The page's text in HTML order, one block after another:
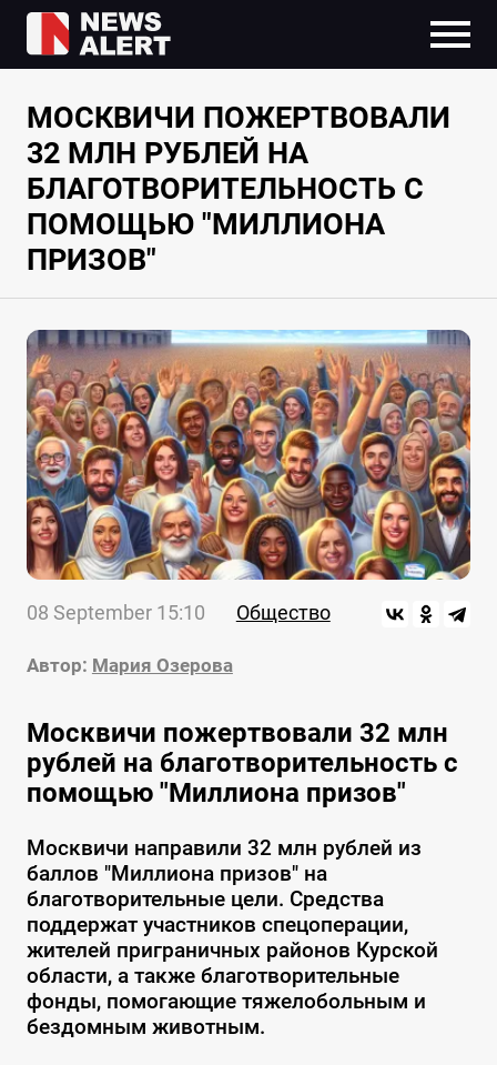
МОСКВИЧИ ПОЖЕРТВОВАЛИ
32 МЛН РУБЛЕЙ НА
БЛАГОТВОРИТЕЛЬНОСТЬ С
ПОМОЩЬЮ "МИЛЛИОНА
ПРИЗОВ"
08 September 15:10 Общество
Автор: Мария Озерова
Москвичи пожертвовали 32 млн
рублей на благотворительность с
помощью "Миллиона призов"
Москвичи направили 32 млн рублей из
баллов "Миллиона призов" на
благотворительные цели. Средства
поддержат участников спецоперации,
жителей приграничных районов Курской
области, а также благотворительные
фонды, помогающие тяжелобольным и
бездомным животным.